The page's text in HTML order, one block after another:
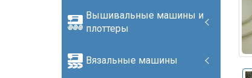
Вышивальные машины и
плоттеры
Вязальные машины